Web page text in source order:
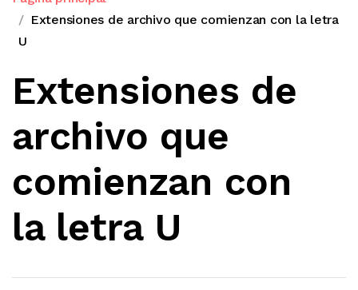
Extensiones de archivo que comienzan con la letra
U
Extensiones de
archivo que
comienzan con
la letra U